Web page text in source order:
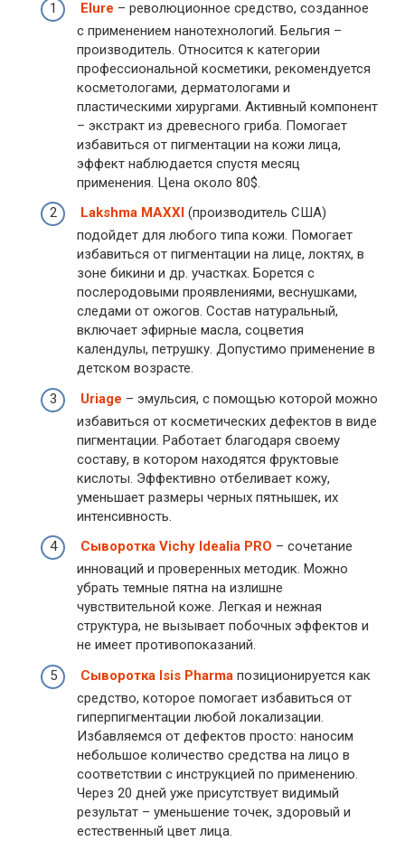
Elure – революционное средство, созданное
с применением нанотехнологий. Бельгия –
производитель. Относится к категории
профессиональной косметики, рекомендуется
косметологами, дерматологами и
пластическими хирургами. Активный компонент
– экстракт из древесного гриба. Помогает
избавиться от пигментации на кожи лица,
эффект наблюдается спустя месяц
применения. Цена около 80$.
Lakshma MAXXI (производитель США)
подойдет для любого типа кожи. Помогает
избавиться от пигментации на лице, локтях, в
зоне бикини и др. участках. Борется с
послеродовыми проявлениями, веснушками,
следами от ожогов. Состав натуральный,
включает эфирные масла, соцветия
календулы, петрушку. Допустимо применение в
детском возрасте.
Uriage – эмульсия, с помощью которой можно
избавиться от косметических дефектов в виде
пигментации. Работает благодаря своему
составу, в котором находятся фруктовые
кислоты. Эффективно отбеливает кожу,
уменьшает размеры черных пятнышек, их
интенсивность.
Сыворотка Vichy Idealia PRO – сочетание
инноваций и проверенных методик. Можно
убрать темные пятна на излишне
чувствительной коже. Легкая и нежная
структура, не вызывает побочных эффектов и
не имеет противопоказаний.
Сыворотка Isis Pharma позиционируется как
средство, которое помогает избавиться от
гиперпигментации любой локализации.
Избавляемся от дефектов просто: наносим
небольшое количество средства на лицо в
соответствии с инструкцией по применению.
Через 20 дней уже присутствует видимый
результат – уменьшение точек, здоровый и
естественный цвет лица.